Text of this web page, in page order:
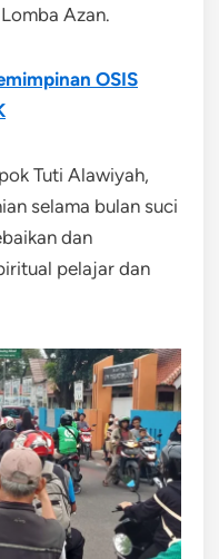
Azan.
OSIS
Tuti Alawiyah,
selama bulan suci
dan
pelajar dan